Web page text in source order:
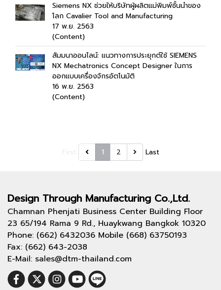
Siemens NX ช่วยให้บริษัทผู้ผลิตแม่พิมพ์ชั้นนำของ
โลก Cavalier Tool and Manufacturing
17 พ.ย. 2563
(Content)
สัมมนาออนไลน์: แนวทางการประยุกต์ใช้ SIEMENS
NX Mechatronics Concept Designer ในการ
ออกแบบเครื่องจักรอัตโนมัติ
16 พ.ย. 2563
(Content)
1 2 Last
Design Through Manufacturing Co.,Ltd.
Chamnan Phenjati Business Center Building Floor
23 65/194 Rama 9 Rd., Huaykwang Bangkok 10320
Phone: (662) 6432036 Mobile (668) 63750193
Fax: (662) 643-2038
E-Mail: sales@dtm-thailand.com